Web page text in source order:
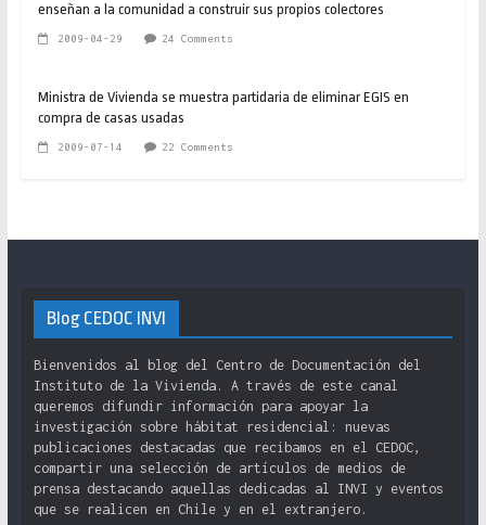
enseñan a la comunidad a construir sus propios colectores
2009-04-29 24 Comments
Ministra de Vivienda se muestra partidaria de eliminar EGIS en
compra de casas usadas
2009-07-14 22 Comments
Blog CEDOC INVI
Bienvenidos al blog del Centro de Documentación del
Instituto de la Vivienda. A través de este canal
queremos difundir información para apoyar la
investigación sobre hábitat residencial: nuevas
publicaciones destacadas que recibamos en el CEDOC,
compartir una selección de artículos de medios de
prensa destacando aquellas dedicadas al INVI y eventos
que se realicen en Chile y en el extranjero.